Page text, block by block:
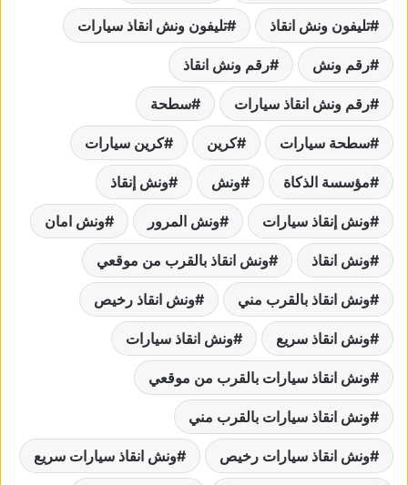
تليفون ونش انقاذ تليفون ونش انقاذ سيارات
رقم ونش رقم ونش انقاذ
رقم ونش انقاذ سيارات سطحة
سطحة سيارات كرين كرين سيارات
مؤسسة الذكاة ونش ونش إنقاذ
ونش إنقاذ سيارات ونش المرور ونش امان
ونش انقاذ ونش انقاذ بالقرب من موقعي
ونش انقاذ بالقرب مني ونش انقاذ رخيص
ونش انقاذ سريع ونش انقاذ سيارات
ونش انقاذ سيارات بالقرب من موقعي
ونش انقاذ سيارات بالقرب مني
ونش انقاذ سيارات رخيص ونش انقاذ سيارات سريع